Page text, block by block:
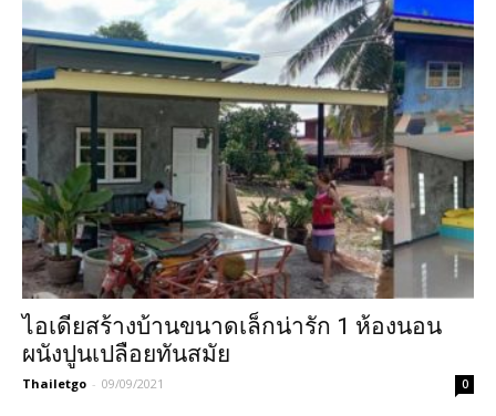
ไอเดียสร้างบ้านขนาดเล็กน่ารัก 1 ห้องนอน
ผนังปูนเปลือยทันสมัย
Thailetgo - 09/09/2021 0